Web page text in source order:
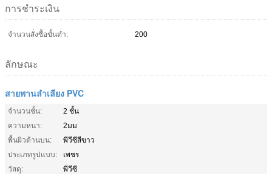
การชำระเงิน
จำนวนสั่งซื้อขั้นต่ำ: 200
ลักษณะ
สายพานลำเลียง PVC
จำนวนชั้น:
2 ชั้น
ความหนา:
2มม
พื้นผิวด้านบน:
พีวีซีสีขาว
ประเภทรูปแบบ:
เพชร
วัสดุ:
พีวีซี